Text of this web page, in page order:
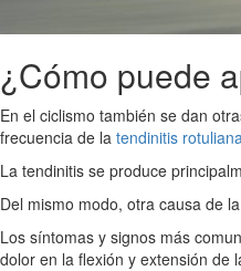
¿Cómo puede
En el ciclismo también se dan
frecuencia de la tendinitis
La tendinitis se produce
Del mismo modo, otra causa de
Los síntomas y signos más
dolor en la flexión y extensión de